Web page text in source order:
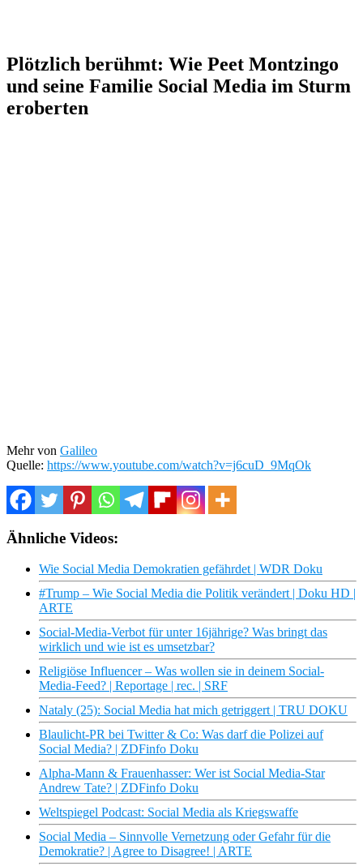
Plötzlich berühmt: Wie Peet Montzingo
und seine Familie Social Media im Sturm
eroberten
Mehr von Galileo
Quelle: https://www.youtube.com/watch?v=j6cuD_9MqOk
Ähnliche Videos:
Wie Social Media Demokratien gefährdet | WDR Doku
#Trump – Wie Social Media die Politik verändert | Doku HD |
ARTE
Social-Media-Verbot für unter 16jährige? Was bringt das
wirklich und wie ist es umsetzbar?
Religiöse Influencer – Was wollen sie in deinem Social-
Media-Feed? | Reportage | rec. | SRF
Nataly (25): Social Media hat mich getriggert | TRU DOKU
Blaulicht-PR bei Twitter & Co: Was darf die Polizei auf
Social Media? | ZDFinfo Doku
Alpha-Mann & Frauenhasser: Wer ist Social Media-Star
Andrew Tate? | ZDFinfo Doku
Weltspiegel Podcast: Social Media als Kriegswaffe
Social Media – Sinnvolle Vernetzung oder Gefahr für die
Demokratie? | Agree to Disagree! | ARTE